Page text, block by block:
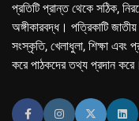
প্রতিটি প্রান্ত থেকে সঠিক,
অঙ্গীকারবদ্ধ। পত্রিকাটি
সংস্কৃতি, খেলাধুলা, শিক্ষা এবং
করে পাঠকদের তথ্য প্রদান করে।